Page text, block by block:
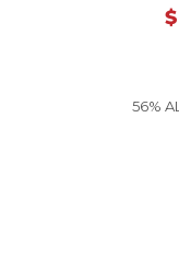
$
56%